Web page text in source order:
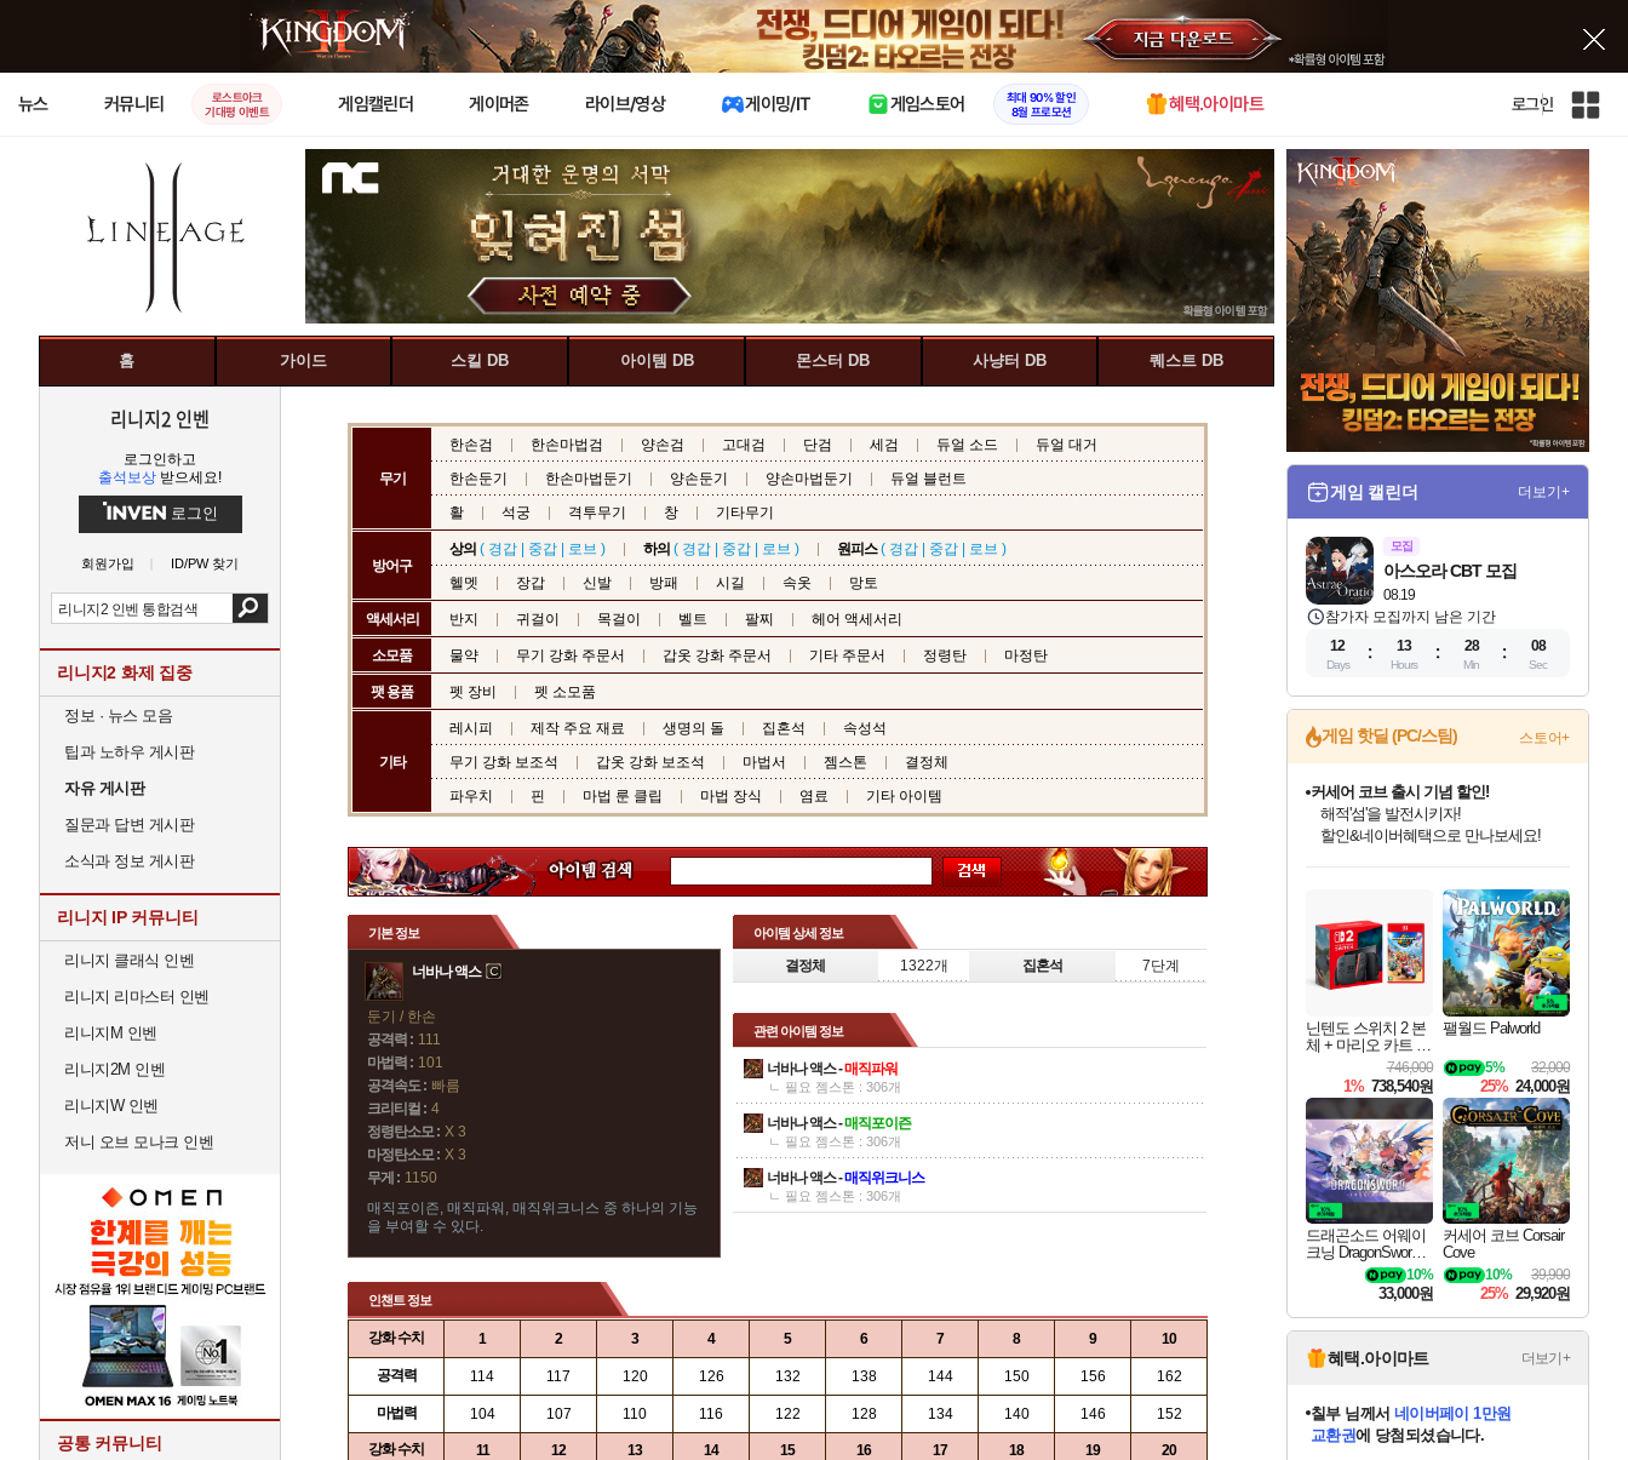
X
뉴스 커뮤니티
로스트아크
기대평 이벤트
게임캘린더 게이머존 라이브/영상 게이밍/IT 게임스토어
최대 90% 할인
8월 프로모션
혜택.아이마트 로그인
인
사
이
트
맵
홈 가이드 스킬 DB 아이템 DB 몬스터 DB 사냥터 DB 퀘스트 DB
리니지2 인벤
로그인하고
출석보상 받으세요!
로그인
회원가입 ID/PW 찾기
리니지2 화제 집중
정보 · 뉴스 모음
팁과 노하우 게시판
자유 게시판
질문과 답변 게시판
소식과 정보 게시판
리니지 IP 커뮤니티
리니지 클래식 인벤
리니지 리마스터 인벤
리니지M 인벤
리니지2M 인벤
리니지W 인벤
저니 오브 모나크 인벤
공통 커뮤니티
무기
한손검 한손마법검 양손검 고대검 단검 세검 듀얼 소드
듀얼 대거
한손둔기
한손마법둔기 양손둔기 양손마법둔기
듀얼 블런트
활
석궁 격투무기 창 기타무기
방어구
상의 ( 경갑 중갑 로브 ) 하의 ( 경갑 중갑 로브 ) 원피스( 경갑 중갑 로브 )
헬멧
장갑 신발 방패 시길 속옷 망토
액세서리 반지 귀걸이 목걸이 벨트 팔찌 헤어 액세서리
소모품 물약 무기 강화 주문서 갑옷 강화 주문서 기타 주문서 정령탄 마정탄
팻 용품 펫 장비 펫 소모품
기타
레시피 제작 주요 재료 생명의 돌 집혼석
속성석
무기 강화 보조석
갑옷 강화 보조석 마법서 젬스톤
결정체
파우치
핀 마법 룬 클립 마법 장식 염료 기타 아이템
기본 정보
너바나 액스
둔기 / 한손
공격력 : 111
마법력 : 101
공격속도 : 빠름
크리티컬 : 4
정령탄소모 : X 3
마정탄소모 : X 3
무게 : 1150
매직포이즌, 매직파워, 매직위크니스 중 하나의 기능
을 부여할 수 있다.
아이템 상세 정보
결정체 1322개 집혼석 7단계
관련 아이템 정보
너바나 액스 -매직파워
ㄴ 필요 젬스톤 : 306개
너바나 액스 -매직포이즌
ㄴ 필요 젬스톤 : 306개
너바나 액스 -매직위크니스
ㄴ 필요 젬스톤 : 306개
인챈트 정보
강화 수치 1 2 3 4 5 6 7 8 9 10
공격력 114 117 120 126 132 138 144 150 156 162
마법력 104 107 110 116 122 128 134 140 146 152
강화 수치 11 12 13 14 15 16 17 18 19 20
게임 캘린더 더보기+
모집
08.19
아스오라 CBT 모집
참가자 모집까지 남은 기간
12
Days
13
Hours
28
Min
07
Sec
게임 핫딜 (PC/스팀) 스토어+
최대 90% 할인가를 만나보세요!
네이버혜택과 함께 만나보세요!
50%할인&추가 적립까지!
이니&베니 혜택까지!
네이버 혜택가와 함께 예약하세요!
커세어 코브 출시 기념 할인!
해적'섬'을 발전시키자!
할인&네이버혜택으로 만나보세요!
네이버페이 혜택과 만나보세요!
40주년 프로모션으로 만나보세요!
네이버 포인트 혜택까지!
할인가에 만나보세요!
일부 에디션 상시 할인!
혜택으로 예약 판매 중
편안하게 충전하세요
닌텐도 스위치 2 본
체 + 마리오 카트 월
746,000
1% 738,540원
팰월드 Palworld
32,000
5%
25% 24,000원
드래곤소드 어웨이
크닝 DragonSword A
10%
33,000원
커세어 코브 Corsair
Cove
39,900
10%
25% 29,920원
혜택.아이마트 더보기+
칠부님께서네이버페이 1만원
설레임v님께서로블록스 기프트카드
1만원권에 당첨되셨습니다.